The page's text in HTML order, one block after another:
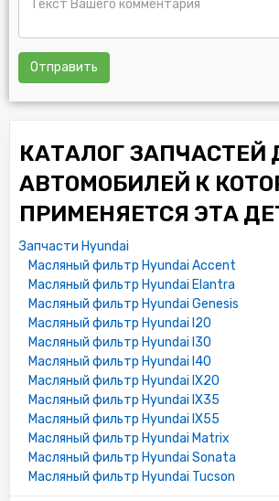
Отправить
КАТАЛОГ ЗАПЧАСТЕЙ
АВТОМОБИЛЕЙ К
ПРИМЕНЯЕТСЯ ЭТА
Запчасти Hyundai
Масляный фильтр Hyundai Accent
Масляный фильтр Hyundai Elantra
Масляный фильтр Hyundai Genesis
Масляный фильтр Hyundai I20
Масляный фильтр Hyundai I30
Масляный фильтр Hyundai I40
Масляный фильтр Hyundai IX20
Масляный фильтр Hyundai IX35
Масляный фильтр Hyundai IX55
Масляный фильтр Hyundai Matrix
Масляный фильтр Hyundai Sonata
Масляный фильтр Hyundai Tucson